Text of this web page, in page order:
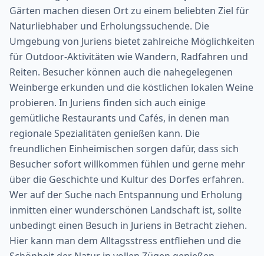
Gärten machen diesen Ort zu einem beliebten Ziel für
Naturliebhaber und Erholungssuchende. Die
Umgebung von Juriens bietet zahlreiche Möglichkeiten
für Outdoor-Aktivitäten wie Wandern, Radfahren und
Reiten. Besucher können auch die nahegelegenen
Weinberge erkunden und die köstlichen lokalen Weine
probieren. In Juriens finden sich auch einige
gemütliche Restaurants und Cafés, in denen man
regionale Spezialitäten genießen kann. Die
freundlichen Einheimischen sorgen dafür, dass sich
Besucher sofort willkommen fühlen und gerne mehr
über die Geschichte und Kultur des Dorfes erfahren.
Wer auf der Suche nach Entspannung und Erholung
inmitten einer wunderschönen Landschaft ist, sollte
unbedingt einen Besuch in Juriens in Betracht ziehen.
Hier kann man dem Alltagsstress entfliehen und die